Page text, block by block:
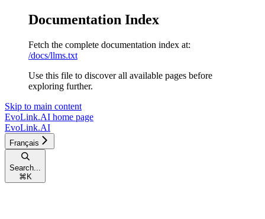
Documentation Index
Fetch the complete documentation index at:
/docs/llms.txt
Use this file to discover all available pages before
exploring further.
Skip to main content
EvoLink.AI home page
EvoLink.AI
Français
Search...
⌘ K